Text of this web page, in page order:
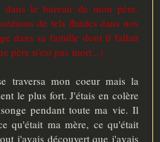
le bureau de mon père.
de tels fluides dans nos
dans sa famille dont il fallait
père n'est pas mort...)
traversa mon coeur mais la
le plus fort. J'étais en colère
pendant toute ma vie. Il
qu'était ma mère, ce qu'était
j'avais découvert que j'avais